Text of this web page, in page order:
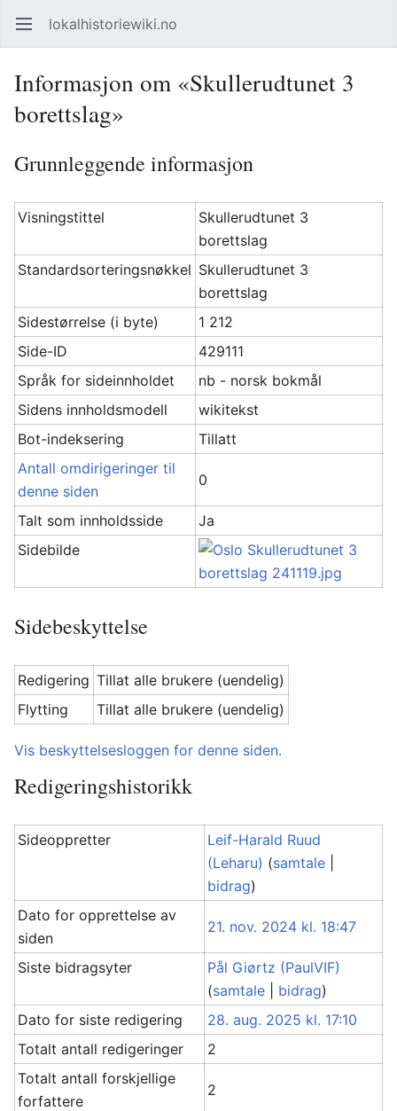
Åpne hovedmenyen lokalhistoriewiki.no
Informasjon om «Skullerudtunet 3
borettslag»
Grunnleggende informasjon
Visningstittel
Skullerudtunet 3
borettslag
Standardsorteringsnøkkel Skullerudtunet 3
borettslag
Sidestørrelse (i byte)
1 212
Side-ID
429111
Språk for sideinnholdet
nb - norsk bokmål
Sidens innholdsmodell
wikitekst
Bot-indeksering
Tillatt
Antall omdirigeringer til
denne siden
0
Talt som innholdsside
Ja
Sidebilde
Sidebeskyttelse
Redigering Tillat alle brukere (uendelig)
Flytting
Tillat alle brukere (uendelig)
Vis beskyttelsesloggen for denne siden.
Redigeringshistorikk
Sideoppretter
Leif-Harald Ruud
(Leharu) (samtale
bidrag)
Dato for opprettelse av
siden
21. nov. 2024 kl. 18:47
Siste bidragsyter
Pål Giørtz (PaulVIF)
(samtale bidrag)
Dato for siste redigering
28. aug. 2025 kl. 17:10
Totalt antall redigeringer
2
Totalt antall forskjellige
forfattere
2